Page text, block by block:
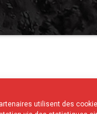
utilisent des